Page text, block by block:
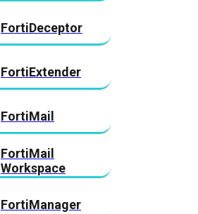
FortiDeceptor
FortiExtender
FortiMail
FortiMail
Workspace
FortiManager